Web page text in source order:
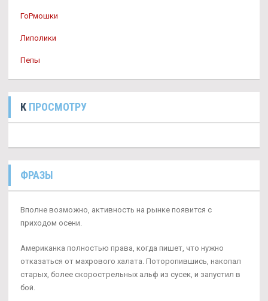
ГоРмошки
Липолики
Пепы
К ПРОСМОТРУ
ФРАЗЫ
Вполне возможно, активность на рынке появится с
приходом осени.
Американка полностью права, когда пишет, что нужно
отказаться от махрового халата. Поторопившись, накопал
старых, более скорострельных альф из сусек, и запустил в
бой.